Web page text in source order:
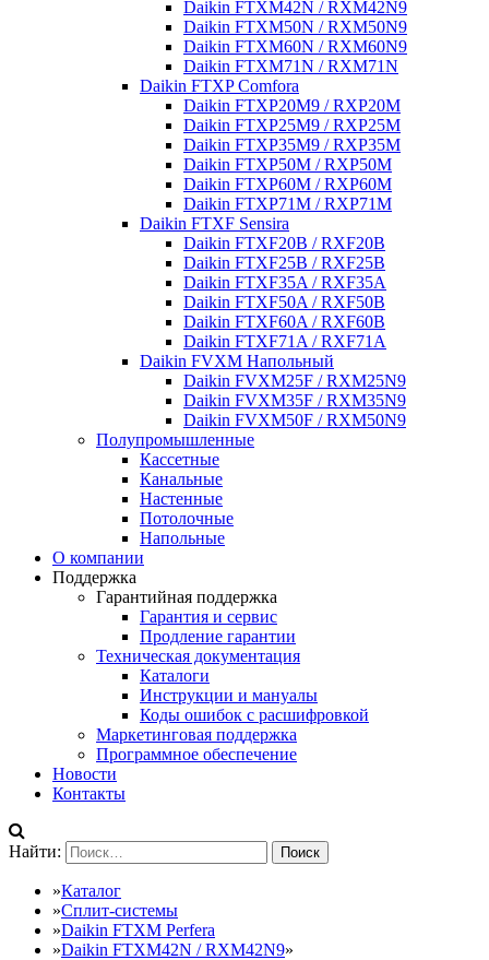
Daikin FTXM42N / RXM42N9
Daikin FTXM50N / RXM50N9
Daikin FTXM60N / RXM60N9
Daikin FTXM71N / RXM71N
Daikin FTXP Comfora
Daikin FTXP20M9 / RXP20M
Daikin FTXP25M9 / RXP25M
Daikin FTXP35M9 / RXP35M
Daikin FTXP50M / RXP50M
Daikin FTXP60M / RXP60M
Daikin FTXP71M / RXP71M
Daikin FTXF Sensira
Daikin FTXF20B / RXF20B
Daikin FTXF25B / RXF25B
Daikin FTXF35A / RXF35A
Daikin FTXF50A / RXF50B
Daikin FTXF60A / RXF60B
Daikin FTXF71A / RXF71A
Daikin FVXM Напольный
Daikin FVXM25F / RXM25N9
Daikin FVXM35F / RXM35N9
Daikin FVXM50F / RXM50N9
Полупромышленные
Кассетные
Канальные
Настенные
Потолочные
Напольные
О компании
Поддержка
Гарантийная поддержка
Гарантия и сервис
Продление гарантии
Техническая документация
Каталоги
Инструкции и мануалы
Коды ошибок с расшифровкой
Маркетинговая поддержка
Программное обеспечение
Новости
Контакты
Найти:
»Каталог
»Сплит-системы
»Daikin FTXM Perfera
»Daikin FTXM42N / RXM42N9»